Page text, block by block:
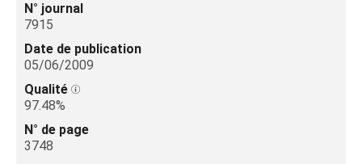
N° journal
7915
Date de publication
05/06/2009
Qualité
97.48%
N° de page
3748